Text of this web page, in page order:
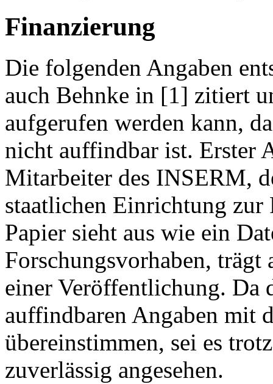
Finanzierung
Die folgenden Angaben
auch Behnke in [1] zitiert
aufgerufen werden kann,
nicht auffindbar ist. Erster
Mitarbeiter des INSERM,
staatlichen Einrichtung
Papier sieht aus wie ein
Forschungsvorhaben, trägt
einer Veröffentlichung. Da
auffindbaren Angaben mit
übereinstimmen, sei es
zuverlässig angesehen.